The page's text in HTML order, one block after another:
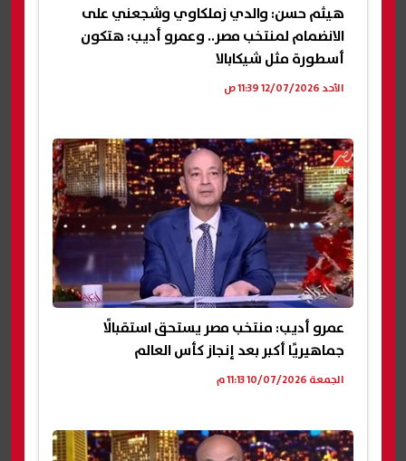
هيثم حسن: والدي زملكاوي وشجعني على
الانضمام لمنتخب مصر.. وعمرو أديب: هتكون
أسطورة مثل شيكابالا
الأحد 12/07/2026 11:39 ص
عمرو أديب: منتخب مصر يستحق استقبالًا
جماهيريًا أكبر بعد إنجاز كأس العالم
الجمعة 10/07/2026 11:13 م